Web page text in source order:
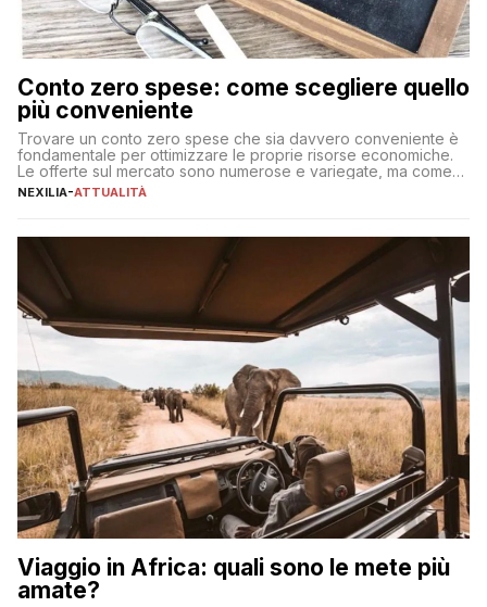
Conto zero spese: come scegliere quello
più conveniente
Trovare un conto zero spese che sia davvero conveniente è
fondamentale per ottimizzare le proprie risorse economiche.
Le offerte sul mercato sono numerose e variegate, ma come
individuare quella più adatta alle proprie esigenze senza
sul […]
NEXILIA-ATTUALITÀ
Viaggio in Africa: quali sono le mete più
amate?